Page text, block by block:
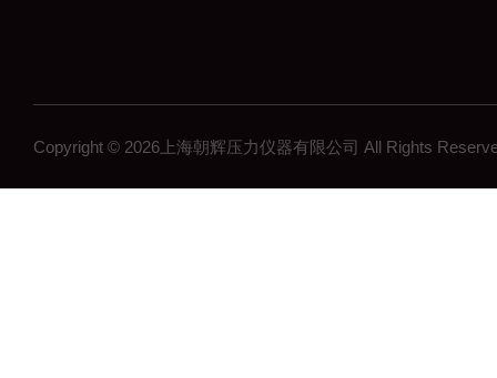
Copyright © 2026上海朝辉压力仪器有限公司 All Rights